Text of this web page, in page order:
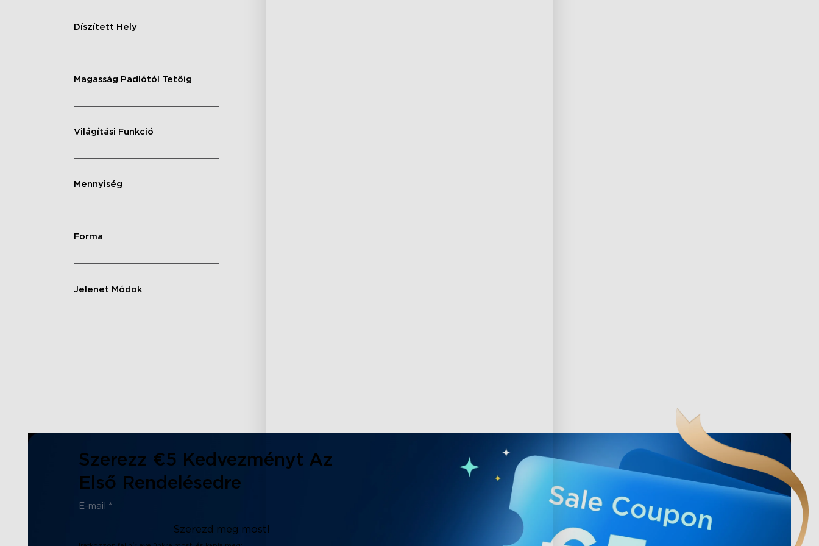
Díszített Hely
Magasság Padlótól Tetőig
Világítási Funkció
Mennyiség
Forma
Jelenet Módok
Szerezz €5 Kedvezményt Az
Első Rendelésedre
Szerezd meg most!